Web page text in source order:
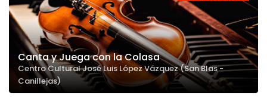
Canta y Juega con la Colasa
Centro Cultural José Luis López Vázquez (San Blas -
Canillejas)